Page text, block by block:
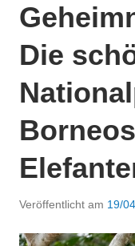
Die
Veröffentlicht am 19/